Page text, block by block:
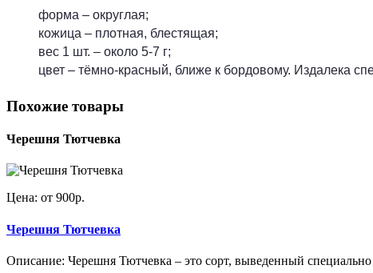
форма – округлая;
кожица – плотная, блестящая;
вес 1 шт. – около 5-7 г;
цвет – тёмно-красный, ближе к бордовому. Издалека
Похожие товары
Черешня Тютчевка
Цена: от 900р.
Черешня Тютчевка
Описание: Черешня Тютчевка – это сорт, выведенный